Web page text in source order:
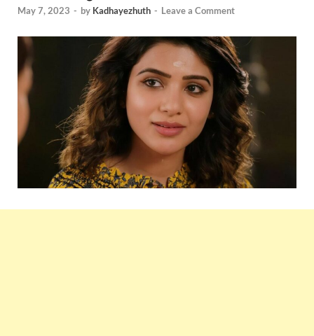
May 7, 2023 - by Kadhayezhuth - Leave a Comment